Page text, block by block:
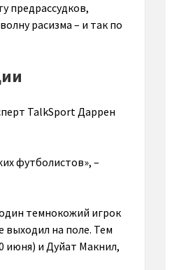
предрассудков,
расизма – и так по
TalkSport Даррен
футболистов», –
темнокожий игрок
выходил на поле. Тем
июня) и Дуйат Макнил,